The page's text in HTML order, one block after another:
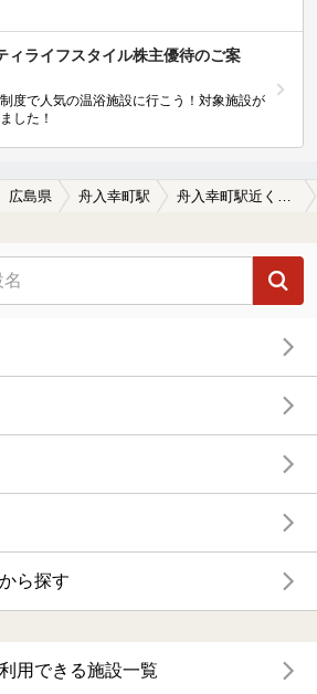
ィライフスタイル株主優待のご案
度で人気の温浴施設に行こう！対象施設が
した！
広島県 舟入幸町駅 舟入幸町駅近くの温泉宿・温泉旅館・ホテルおすすめ(2026年版)
ら探す
用できる施設一覧